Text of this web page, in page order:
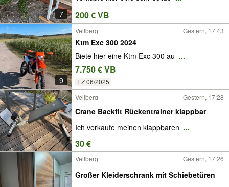
7 200 € VB
9
Vellberg Gestern, 17:43
Ktm Exc 300 2024
Biete hier eine Ktm Exc 300 au ...
7.750 € VB
EZ 06/2025
Vellberg
Gestern, 17:28
Crane Backfit Rückentrainer klappbar
Ich verkaufe meinen klappbaren ...
30 €
Vellberg Gestern, 17:26
Großer Kleiderschrank mit Schiebetüren